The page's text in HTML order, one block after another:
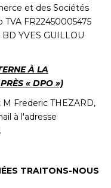
et des Sociétés
FR22450005475
YVES GUILLOU
À LA
« DPO »)
Frederic THEZARD,
à l'adresse
TRAITONS-NOUS